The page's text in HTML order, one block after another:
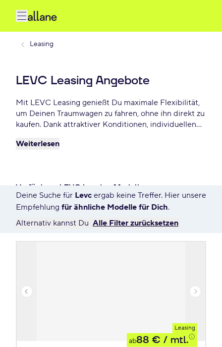
Leasing
LEVC Leasing Angebote
Mit LEVC Leasing genießt Du maximale Flexibilität,
um Deinen Traumwagen zu fahren, ohne ihn direkt zu
kaufen. Dank attraktiver Konditionen, individuellen
LEVC Leasing eine praktische und beliebte Lösung
monatlich für Privat und Gewerbekunden.
Weiterlesen
Verfügbare LEVC Leasing Modelle
7612 Angebote für Deine Suche
Deine Suche für Levc ergab keine Treffer. Hier unsere
Empfehlung für ähnliche Modelle für Dich.
Alternativ kannst Du Alle Filter zurücksetzen
Leasing
ab88 € / mtl.